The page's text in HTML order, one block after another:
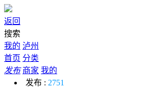
返回
搜索
我的 泸州
首页 分类
发布 商家 我的
发布 : 2751